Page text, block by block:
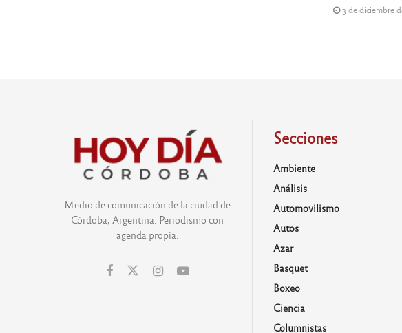
3 de diciembre
Medio de comunicación de la ciudad de
Córdoba, Argentina. Periodismo con
agenda propia.
Secciones
Ambiente
Análisis
Automovilismo
Autos
Azar
Basquet
Boxeo
Ciencia
Columnistas